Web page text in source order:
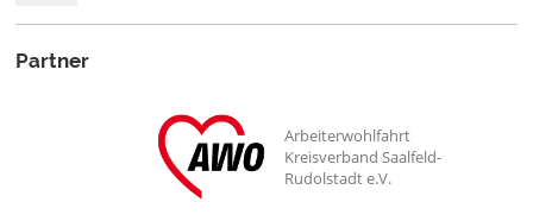
„Stärkung
Klassengemeinschaft“:
Partner
Arbeiterwohlfahrt
Kreisverband Saalfeld-
Rudolstadt e.V.